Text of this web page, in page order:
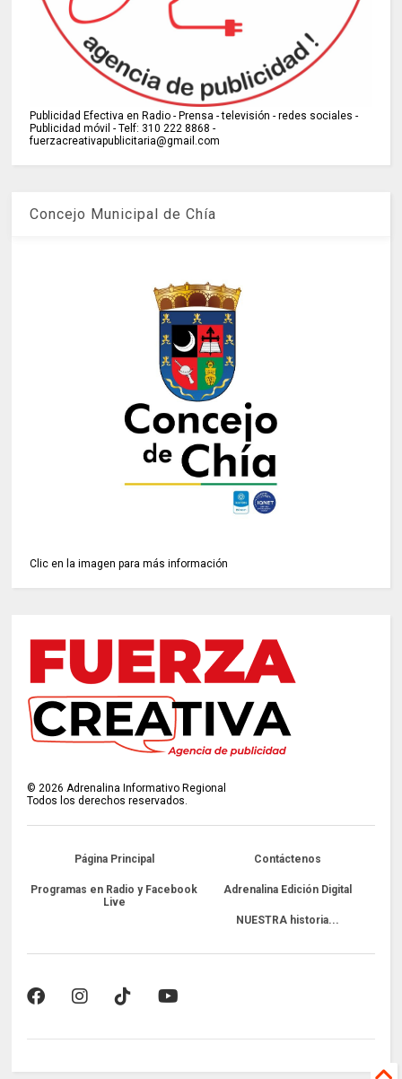
Publicidad Efectiva en Radio - Prensa - televisión - redes sociales -
Publicidad móvil - Telf: 310 222 8868 -
fuerzacreativapublicitaria@gmail.com
Concejo Municipal de Chía
Clic en la imagen para más información
© 2026 Adrenalina Informativo Regional
Todos los derechos reservados.
Página Principal Contáctenos
Programas en Radio y Facebook
Live
Adrenalina Edición Digital
NUESTRA historia...